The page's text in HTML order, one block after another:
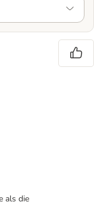
als die